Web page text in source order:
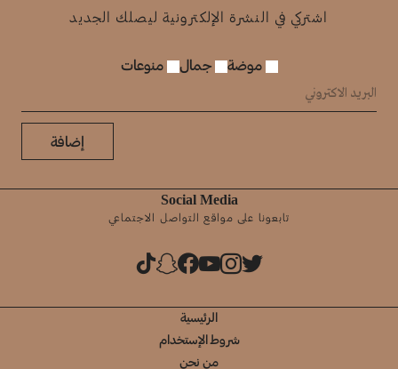
اشتركي في النشرة الإلكترونية ليصلك الجديد
موضة جمال منوعات
إضافة
Social Media
تابعونا على مواقع التواصل الاجتماعي
الرئيسية
شروط الإستخدام
من نحن